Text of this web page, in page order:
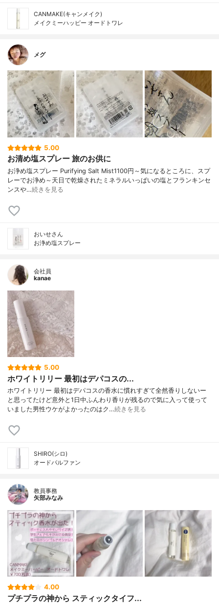
CANMAKE(キャンメイク)
メイクミーハッピー オードトワレ
メグ
5.00
お清め塩スプレー 旅のお供に
お浄め塩スプレー Purifying Salt Mist1100円～気になるところに、スプ
レーでお浄め～天日で乾燥されたミネラルいっぱいの塩とフランキンセ
ンスや…続きを見る
おいせさん
お浄め塩スプレー
会社員
kanae
5.00
ホワイトリリー 最初はデパコスの...
ホワイトリリー 最初はデパコスの香水に慣れすぎて全然香りしないー
と思ってたけど意外と1日中ふんわり香りが残るので気に入って使って
いました男性ウケがよかったのはク…続きを見る
SHIRO(シロ)
オードパルファン
教員事務
矢部みなみ
4.00
プチプラの神から スティックタイフ...